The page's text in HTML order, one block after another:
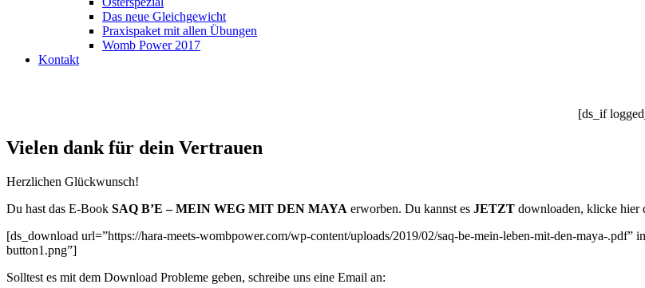
Das neue Gleichgewicht
Praxispaket mit allen Übungen
Womb Power 2017
Kontakt
[ds_if
Vielen dank für dein Vertrauen
Herzlichen Glückwunsch!
Du hast das E-Book SAQ B’E – MEIN WEG MIT DEN MAYA erworben. Du kannst es JETZT downloaden, klicke
[ds_download url=”https://hara-meets-wombpower.com/wp-content/uploads/2019/02/saq-be-mein-leben-mit-den-maya-
button1.png”]
Solltest es mit dem Download Probleme geben, schreibe uns eine Email an: